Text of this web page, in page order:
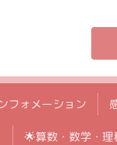
フォメーション
🌟算数・数学・